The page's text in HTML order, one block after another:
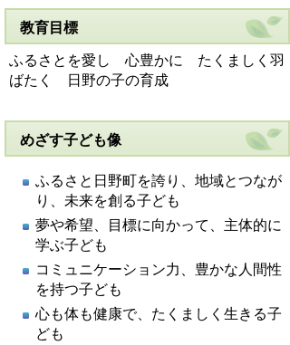
教育目標
ふるさとを愛し 心豊かに たくましく羽
ばたく 日野の子の育成
めざす子ども像
ふるさと日野町を誇り、地域とつなが
り、未来を創る子ども
夢や希望、目標に向かって、主体的に
学ぶ子ども
コミュニケーション力、豊かな人間性
を持つ子ども
心も体も健康で、たくましく生きる子
ども